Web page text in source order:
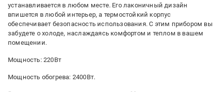
устанавливается в любом месте. Его лаконичный дизайн
впишется в любой интерьер, а термостойкий корпус
обеспечивает безопасность использования. С этим прибором вы
забудете о холоде, наслаждаясь комфортом и теплом в вашем
помещении.
Мощность: 220Вт
Мощность обогрева: 2400Вт.